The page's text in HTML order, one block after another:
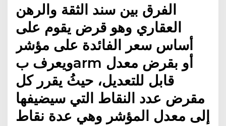
الفرق بين سند الثقة والرهن
العقاري وهو قرض يقوم على
أساس سعر الفائدة على مؤشر
ويعرف بarm أو بقرض معدل
قابل للتعديل، حيثُ يقرر كل
مقرض عدد النقاط التي سيضيفها
إلى معدل المؤشر وهي عدة نقاط